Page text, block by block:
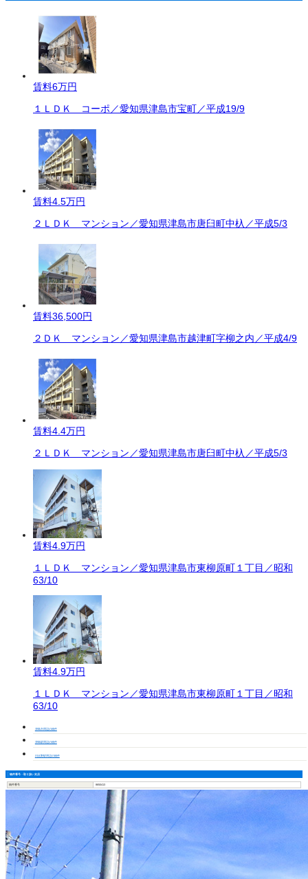
賃料6万円
１ＬＤＫ コーポ／愛知県津島市宝町／平成19/9
賃料4.5万円
２ＬＤＫ マンション／愛知県津島市唐臼町中杁／平成5/3
賃料36,500円
２ＤＫ マンション／愛知県津島市越津町字柳之内／平成4/9
賃料4.4万円
２ＬＤＫ マンション／愛知県津島市唐臼町中杁／平成5/3
賃料4.9万円
１ＬＤＫ マンション／愛知県津島市東柳原町１丁目／昭和
63/10
賃料4.9万円
１ＬＤＫ マンション／愛知県津島市東柳原町１丁目／昭和
63/10
津島市周辺の物件
津島駅周辺の物件
日比野駅周辺の物件
物件番号・取り扱い支店
物件番号 8650413